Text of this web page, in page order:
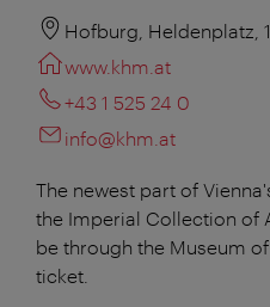
Hofburg, Heldenplatz,
www.khm.at
+43 1 525 24 0
info@khm.at
The newest part of
the Imperial Collection of
be through the Museum
ticket.